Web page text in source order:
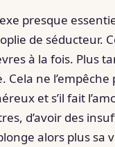
presque
de séducteur.
à la fois. Plus
Cela ne
et s’il fait
d’avoir des
alors plus